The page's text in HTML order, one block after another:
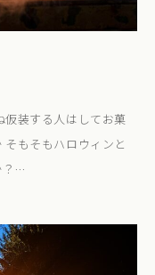
仮装する人はしてお菓
もそもハロウィンと
？…